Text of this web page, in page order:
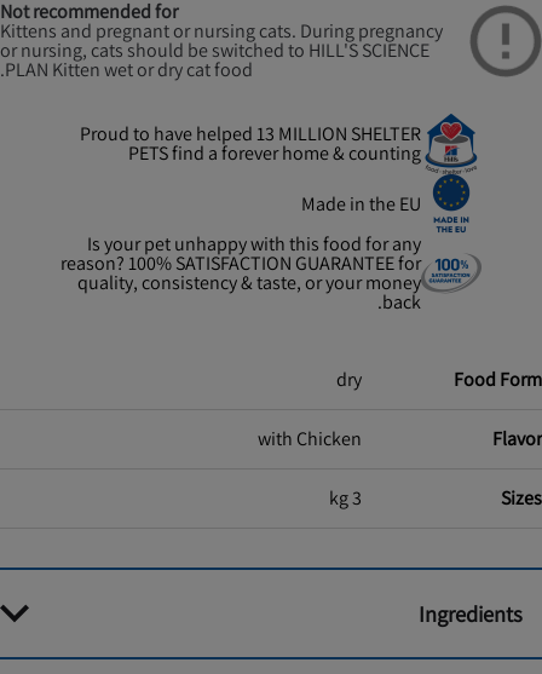
Not recommended for
Kittens and pregnant or nursing cats. During pregnancy
or nursing, cats should be switched to HILL'S SCIENCE
PLAN Kitten wet or dry cat food.
Proud to have helped 13 MILLION SHELTER
PETS find a forever home & counting
Made in the EU
Is your pet unhappy with this food for any
reason? 100% SATISFACTION GUARANTEE for
quality, consistency & taste, or your money
back.
Food Form
dry
Flavor
with Chicken
Sizes
3 kg
Ingredients